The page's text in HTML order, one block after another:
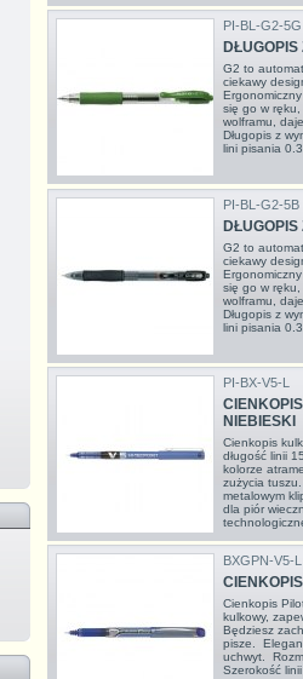
PI-BL-G2-5G
DŁUGOPIS
G2 to
ciekawy
się go w
wolframu,
Długopis z
lini pisania
PI-BL-G2-5B
DŁUGOPIS
G2 to
ciekawy
się go w
wolframu,
Długopis z
lini pisania
PI-BX-V5-L
NIEBIESKI
Cienkopis
długość linii
kolorze
zużycia
metalowym
dla piór
BXGPN-V5-L
Cienkopis
kulkowy,
Będziesz
pisze.
uchwyt.
Szerokość